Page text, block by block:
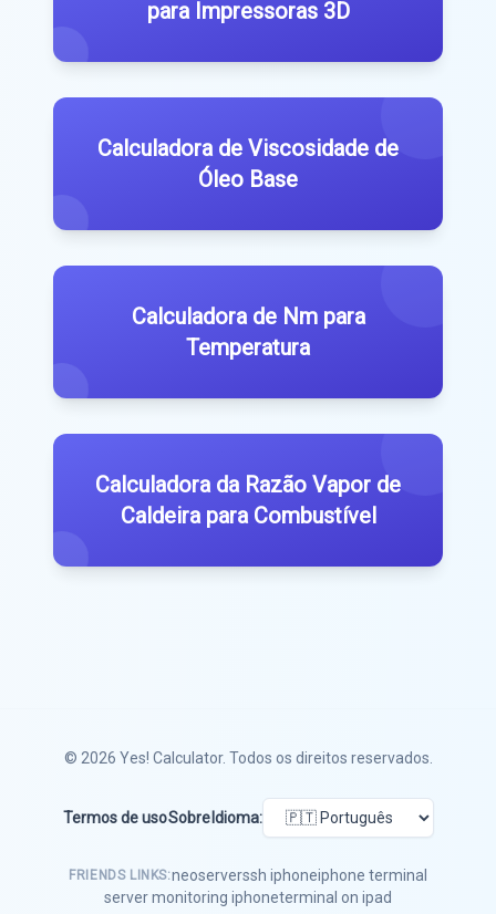
para Impressoras 3D
Calculadora de Viscosidade de
Óleo Base
Calculadora de Nm para
Temperatura
Calculadora da Razão Vapor de
Caldeira para Combustível
© 2026 Yes! Calculator. Todos os direitos reservados.
Termos de usoSobre Idioma:
FRIENDS LINKS:neoserverssh iphoneiphone terminal
server monitoring iphoneterminal on ipad